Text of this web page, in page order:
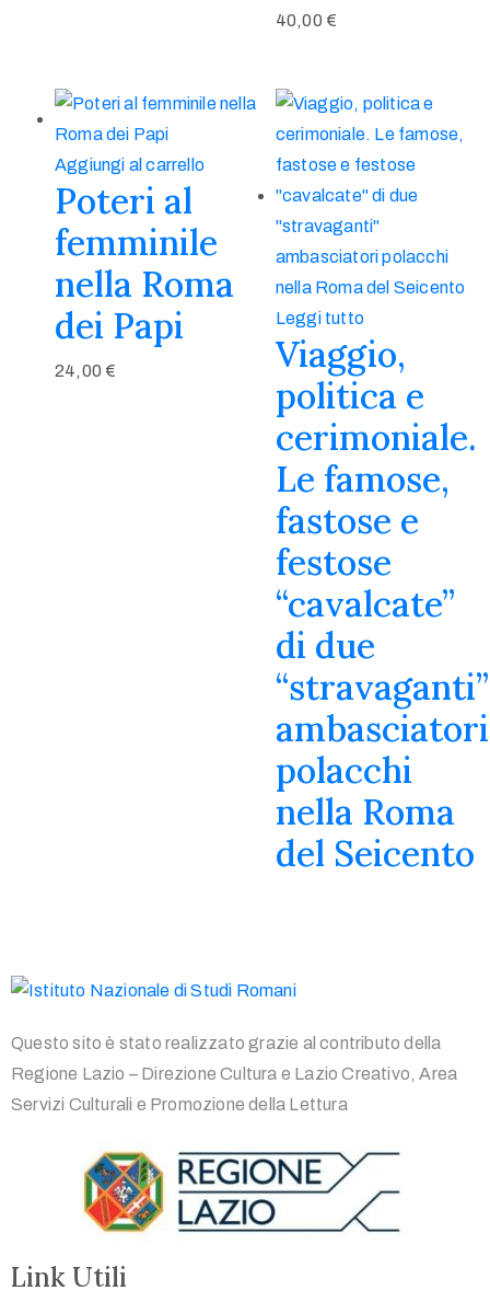
40,00 €
Aggiungi al carrello
Poteri al
femminile
nella Roma
dei Papi
24,00 €
Leggi tutto
Viaggio,
politica e
cerimoniale.
Le famose,
fastose e
festose
“cavalcate”
di due
“stravaganti”
ambasciatori
polacchi
nella Roma
del Seicento
Questo sito è stato realizzato grazie al contributo della
Regione Lazio – Direzione Cultura e Lazio Creativo, Area
Servizi Culturali e Promozione della Lettura
Link Utili